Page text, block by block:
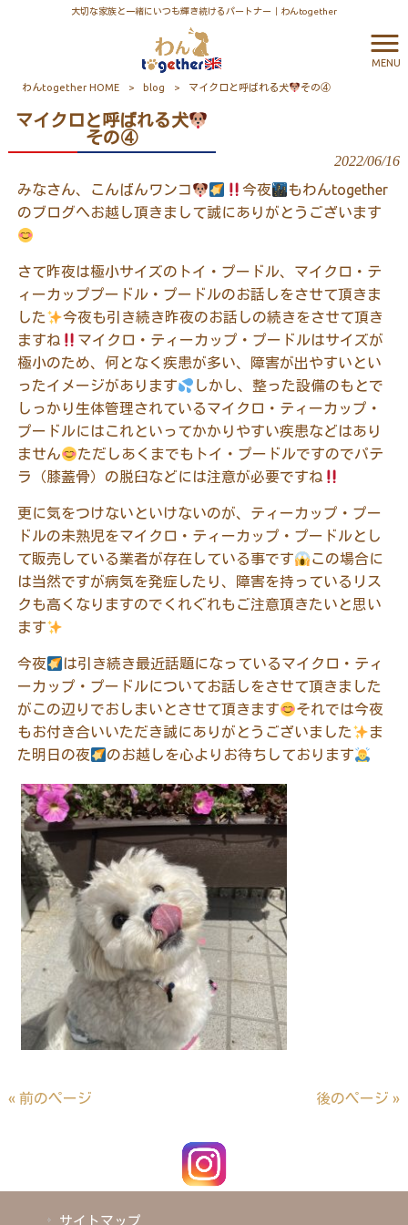
大切な家族と一緒にいつも輝き続けるパートナー｜わんtogether
MENU
わんtogether HOME > blog > マイクロと呼ばれる犬 その④
マイクロと呼ばれる犬
その④
2022/06/16
みなさん、こんばんワンコ 今夜 もわんtogether
のブログへお越し頂きまして誠にありがとうございます
さて昨夜は極小サイズのトイ・プードル、マイクロ・テ
ィーカッププードル・プードルのお話しをさせて頂きま
した
今夜も引き続き昨夜のお話しの続きをさせて頂き
ますね
マイクロ・ティーカップ・プードルはサイズが
極小のため、何となく疾患が多い、障害が出やすいとい
ったイメージがあります
しかし、整った設備のもとで
しっかり生体管理されているマイクロ・ティーカップ・
プードルにはこれといってかかりやすい疾患などはあり
ません
ただしあくまでもトイ・プードルですのでパテ
ラ（膝蓋骨）の脱臼などには注意が必要ですね
更に気をつけないといけないのが、ティーカップ・プー
ドルの未熟児をマイクロ・ティーカップ・プードルとし
て販売している業者が存在している事です
この場合に
は当然ですが病気を発症したり、障害を持っているリス
クも高くなりますのでくれぐれもご注意頂きたいと思い
ます
今夜
は引き続き最近話題になっているマイクロ・ティ
ーカップ・プードルについてお話しをさせて頂きました
がこの辺りでおしまいとさせて頂きます
それでは今夜
もお付き合いいただき誠にありがとうございました
ま
た明日の夜
のお越しを心よりお待ちしております
« 前のページ 後のページ »
サイトマップ